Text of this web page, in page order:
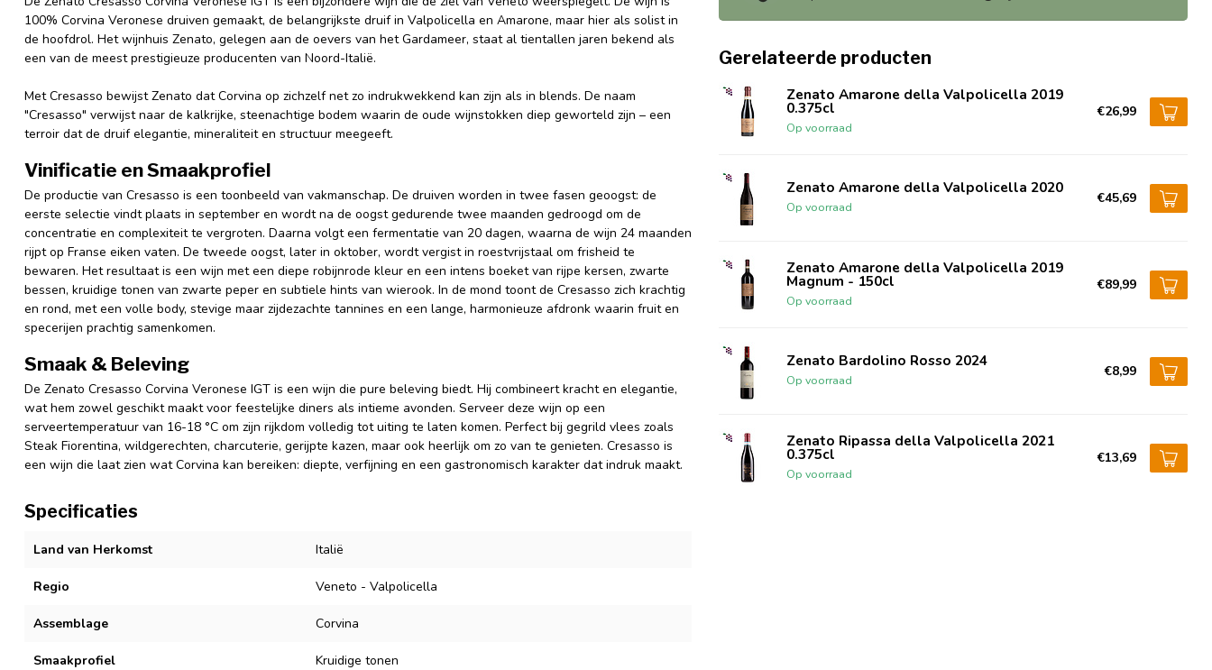
100% Corvina Veronese druiven gemaakt, de belangrijkste druif in Valpolicella en Amarone, maar hier als solist in
de hoofdrol. Het wijnhuis Zenato, gelegen aan de oevers van het Gardameer, staat al tientallen jaren bekend als
een van de meest prestigieuze producenten van Noord-Italië.
Met Cresasso bewijst Zenato dat Corvina op zichzelf net zo indrukwekkend kan zijn als in blends. De naam
"Cresasso" verwijst naar de kalkrijke, steenachtige bodem waarin de oude wijnstokken diep geworteld zijn – een
terroir dat de druif elegantie, mineraliteit en structuur meegeeft.
Vinificatie en Smaakprofiel
De productie van Cresasso is een toonbeeld van vakmanschap. De druiven worden in twee fasen geoogst: de
eerste selectie vindt plaats in september en wordt na de oogst gedurende twee maanden gedroogd om de
concentratie en complexiteit te vergroten. Daarna volgt een fermentatie van 20 dagen, waarna de wijn 24 maanden
rijpt op Franse eiken vaten. De tweede oogst, later in oktober, wordt vergist in roestvrijstaal om frisheid te
bewaren. Het resultaat is een wijn met een diepe robijnrode kleur en een intens boeket van rijpe kersen, zwarte
bessen, kruidige tonen van zwarte peper en subtiele hints van wierook. In de mond toont de Cresasso zich krachtig
en rond, met een volle body, stevige maar zijdezachte tannines en een lange, harmonieuze afdronk waarin fruit en
specerijen prachtig samenkomen.
Smaak & Beleving
De Zenato Cresasso Corvina Veronese IGT is een wijn die pure beleving biedt. Hij combineert kracht en elegantie,
wat hem zowel geschikt maakt voor feestelijke diners als intieme avonden. Serveer deze wijn op een
serveertemperatuur van 16-18 °C om zijn rijkdom volledig tot uiting te laten komen. Perfect bij gegrild vlees zoals
Steak Fiorentina, wildgerechten, charcuterie, gerijpte kazen, maar ook heerlijk om zo van te genieten. Cresasso is
een wijn die laat zien wat Corvina kan bereiken: diepte, verfijning en een gastronomisch karakter dat indruk maakt.
Specificaties
Land van Herkomst Italië
Regio Veneto - Valpolicella
Assemblage Corvina
Smaakprofiel Kruidige tonen
Gerelateerde producten
Zenato Amarone della Valpolicella 2019
0.375cl
Op voorraad
€26,99
Zenato Amarone della Valpolicella 2020
Op voorraad
€45,69
Zenato Amarone della Valpolicella 2019
Magnum - 150cl
Op voorraad
€89,99
Zenato Bardolino Rosso 2024
Op voorraad
€8,99
Zenato Ripassa della Valpolicella 2021
0.375cl
Op voorraad
€13,69